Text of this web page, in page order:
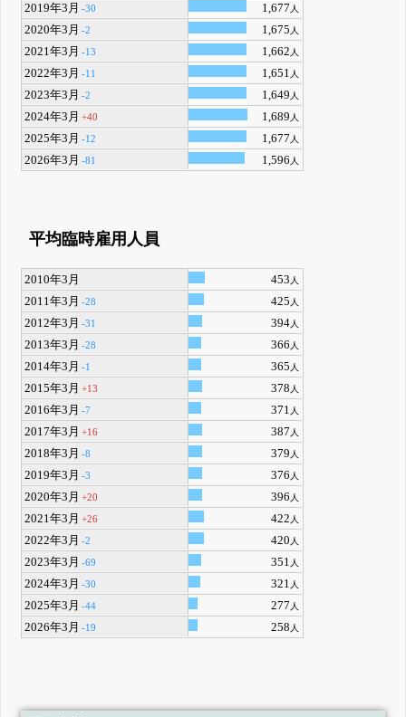
2019年3月 -30 1,677 人
2020年3月 -2 1,675 人
2021年3月 -13 1,662 人
2022年3月 -11 1,651 人
2023年3月 -2 1,649 人
2024年3月 +40 1,689 人
2025年3月 -12 1,677 人
2026年3月 -81 1,596 人
平均臨時雇用人員
2010年3月 453人
2011年3月 -28 425人
2012年3月 -31 394人
2013年3月 -28 366人
2014年3月 -1 365人
2015年3月 +13 378人
2016年3月 -7 371人
2017年3月 +16 387人
2018年3月 -8 379人
2019年3月 -3 376人
2020年3月 +20 396人
2021年3月 +26 422人
2022年3月 -2 420人
2023年3月 -69 351人
2024年3月 -30 321人
2025年3月 -44 277人
2026年3月 -19 258人